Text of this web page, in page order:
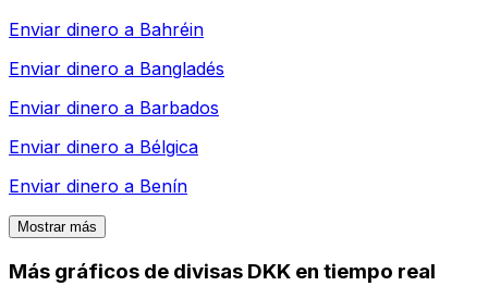
Enviar dinero a Bahréin
Enviar dinero a Bangladés
Enviar dinero a Barbados
Enviar dinero a Bélgica
Enviar dinero a Benín
Mostrar más
Más gráficos de divisas DKK en tiempo real